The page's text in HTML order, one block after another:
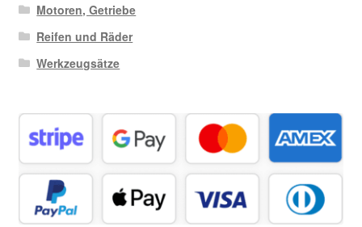
Motoren, Getriebe
Reifen und Räder
Werkzeugsätze